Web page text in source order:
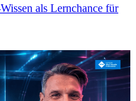
als Lernchance für